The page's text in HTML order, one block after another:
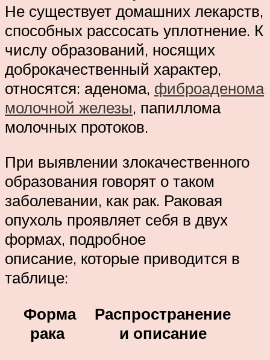
Не существует домашних лекарств,
способных рассосать уплотнение. К
числу образований, носящих
доброкачественный характер,
относятся: аденома, фиброаденома
молочной железы, папиллома
молочных протоков.
При выявлении злокачественного
образования говорят о таком
заболевании, как рак. Раковая
опухоль проявляет себя в двух
формах, подробное
описание, которые приводится в
таблице:
Форма
рака
Распространение
и описание